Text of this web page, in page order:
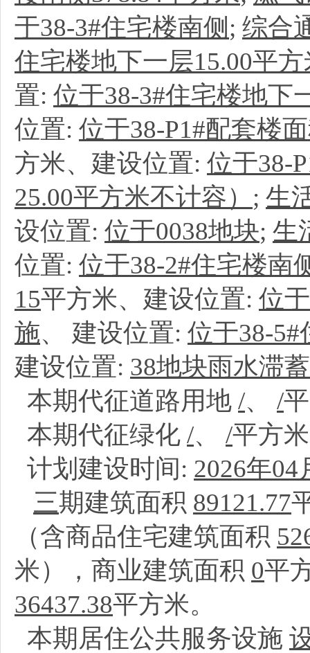
于38-3#住宅楼南侧 ; 综合
住宅楼地下一层15.00平方
置: 位于38-3#住宅楼地下
位置: 位于38-P1#配套楼
方米、建设位置: 位于38-
25.00平方米不计容） ; 生
设位置: 位于0038地块; 生
位置: 位于38-2#住宅楼南
15平方米、建设位置: 位
施、 建设位置: 位于38-5#
建设位置: 38地块雨水滞
本期代征道路用地 /、 /
本期代征绿化 /、 /平方
计划建设时间: 2026年04
三期建筑面积 89121.77
（含商品住宅建筑面积
米），商业建筑面积 0平
36437.38平方米。
本期居住公共服务设施